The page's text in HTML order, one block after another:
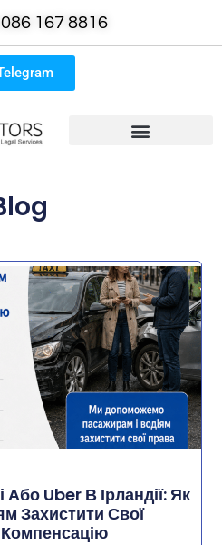
167 8816
Uber В Ірландії: Як
Захистити Свої